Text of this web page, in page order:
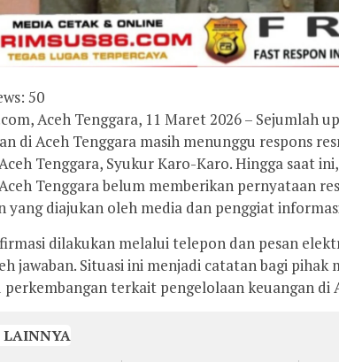
50
Aceh Tenggara, 11 Maret 2026 – Sejumlah
di Aceh Tenggara masih menunggu respons
Tenggara, Syukur Karo-Karo. Hingga saat
Tenggara belum memberikan pernyataan
yang diajukan oleh media dan penggiat
dilakukan melalui telepon dan pesan
jawaban. Situasi ini menjadi catatan bagi pihak
terkait pengelolaan keuangan di
LAINNYA